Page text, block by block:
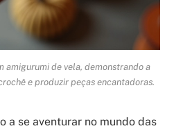
amigurumi de vela, demonstrando a
e produzir peças encantadoras.
a se aventurar no mundo das